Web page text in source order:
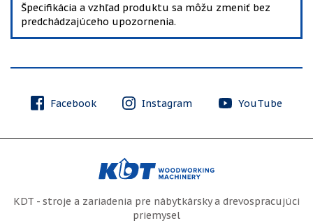
Špecifikácia a vzhľad produktu sa môžu zmeniť bez
predchádzajúceho upozornenia.
Facebook Instagram YouTube
KDT - stroje a zariadenia pre nábytkársky a drevospracujúci
priemysel